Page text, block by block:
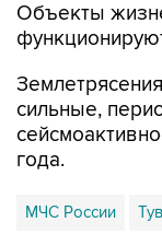
Объекты
сильные,
года.
МЧС России